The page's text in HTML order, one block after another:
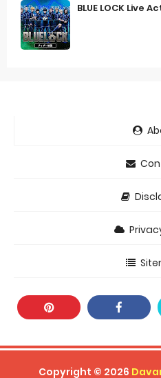
BLUE LOCK Live
Copyright © 2026